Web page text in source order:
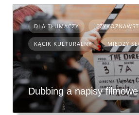
DLA TŁUMACZY
KĄCIK KULTURALNY MIĘDZY
Dubbing a napisy filmowe